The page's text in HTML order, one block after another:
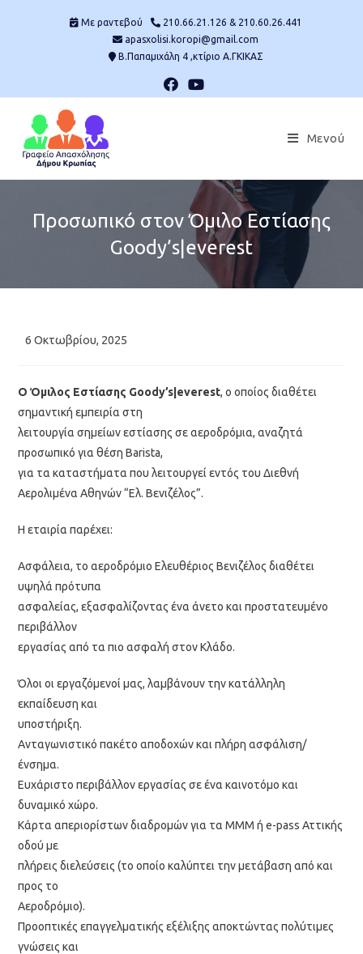
Mε ραντεβού
210.66.21.126 & 210.60.26.441
apasxolisi.koropi@gmail.com
Β.Παπαμιχάλη 4 ,κτίριο Α.ΓΚΙΚΑΣ
Μενού
Προσωπικό στον Όμιλο Εστίασης
Goody’s|everest
Post
6 Οκτωβρίου, 2025
Ο Όμιλος Εστίασης Goody’s|everest, ο οποίος διαθέτει
σημαντική εμπειρία στη
λειτουργία σημείων εστίασης σε αεροδρόμια, αναζητά
προσωπικό για θέση Barista,
για τα καταστήματα που λειτουργεί εντός του Διεθνή
Αερολιμένα Αθηνών “Ελ. Βενιζέλος”.
Η εταιρία παρέχει:
Ασφάλεια, το αεροδρόμιο Ελευθέριος Βενιζέλος διαθέτει
υψηλά πρότυπα
ασφαλείας, εξασφαλίζοντας ένα άνετο και προστατευμένο
περιβάλλον
εργασίας από τα πιο ασφαλή στον Κλάδο.
Όλοι οι εργαζόμενοί μας, λαμβάνουν την κατάλληλη
εκπαίδευση και
υποστήριξη.
Ανταγωνιστικό πακέτο αποδοχών και πλήρη ασφάλιση/
ένσημα.
Ευχάριστο περιβάλλον εργασίας σε ένα καινοτόμο και
δυναμικό χώρο.
Κάρτα απεριορίστων διαδρομών για τα ΜΜΜ ή e-pass Αττικής
οδού με
πλήρεις διελεύσεις (το οποίο καλύπτει την μετάβαση από και
προς το
Αεροδρόμιο).
Προοπτικές επαγγελματικής εξέλιξης αποκτώντας πολύτιμες
γνώσεις και